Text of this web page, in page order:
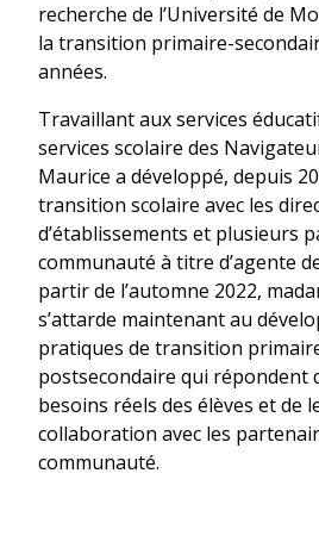
recherche de l’Université de
la transition primaire-
années.
Travaillant aux services
services scolaire des
Maurice a développé, depuis
transition scolaire avec les
d’établissements et plusieurs
communauté à titre d’agente
partir de l’automne 2022,
s’attarde maintenant au
pratiques de transition
postsecondaire qui répondent
besoins réels des élèves et de
collaboration avec les
communauté.